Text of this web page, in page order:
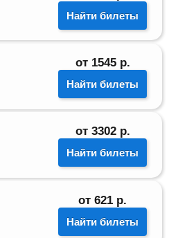
Найти билеты
от 1545 р.
Найти билеты
от 3302 р.
Найти билеты
от 621 р.
Найти билеты